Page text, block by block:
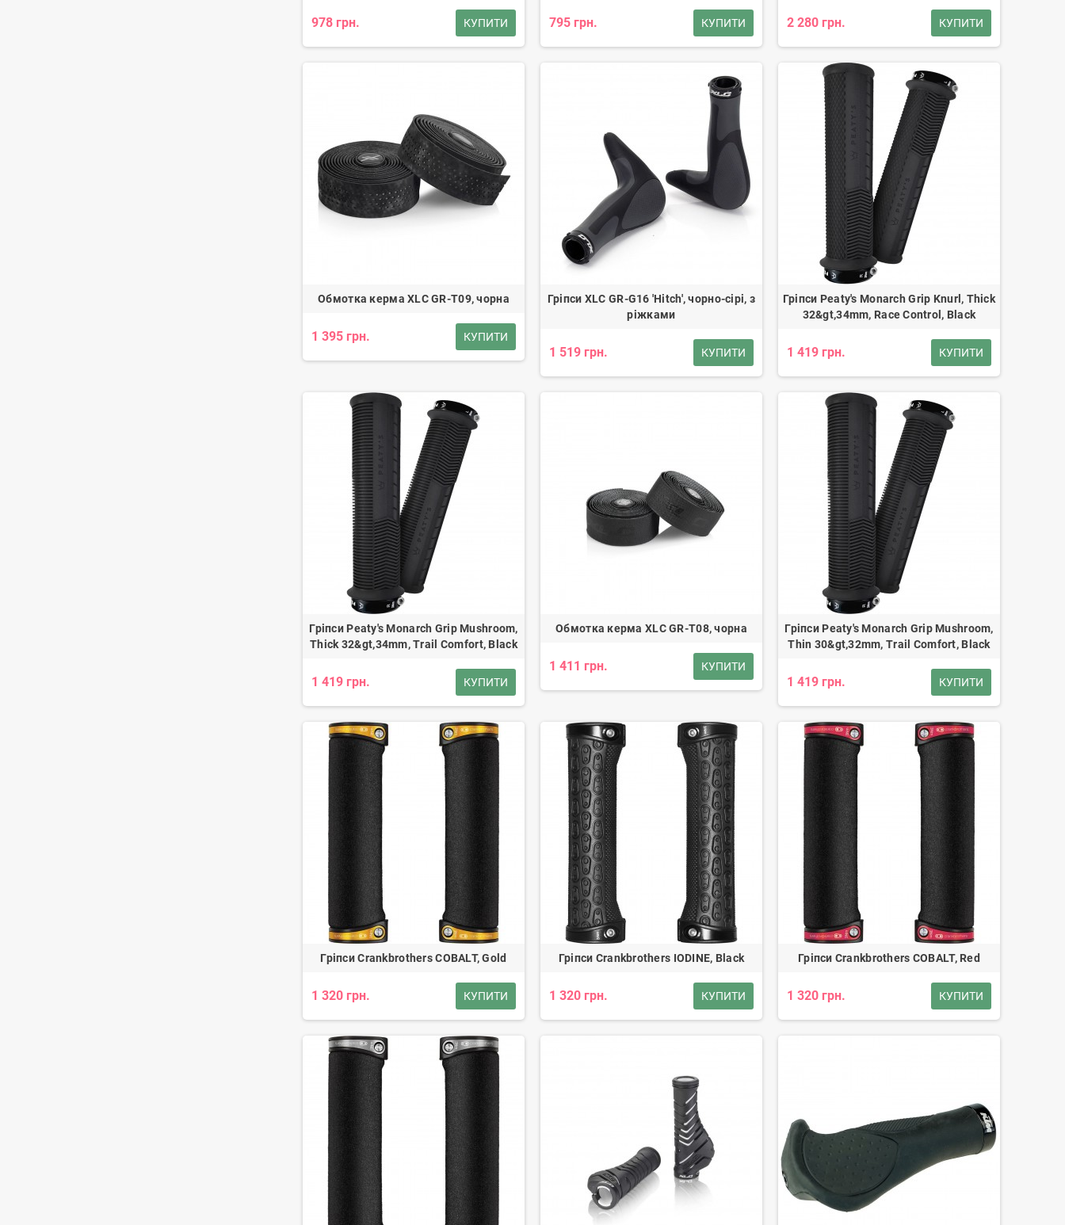
978 грн. КУПИТИ 795 грн. КУПИТИ 2 280 грн. КУПИТИ
Обмотка керма XLC GR-T09, чорна
1 395 грн. КУПИТИ
Гріпси XLC GR-G16 'Hitch', чорно-сірі, з
ріжками
1 519 грн. КУПИТИ
Гріпси Peaty's Monarch Grip Knurl, Thick
32&gt,34mm, Race Control, Black
1 419 грн. КУПИТИ
Гріпси Peaty's Monarch Grip Mushroom,
Thick 32&gt,34mm, Trail Comfort, Black
1 419 грн. КУПИТИ
Обмотка керма XLC GR-T08, чорна
1 411 грн. КУПИТИ
Гріпси Peaty's Monarch Grip Mushroom,
Thin 30&gt,32mm, Trail Comfort, Black
1 419 грн. КУПИТИ
Гріпси Crankbrothers COBALT, Gold
1 320 грн. КУПИТИ
Гріпси Crankbrothers IODINE, Black
1 320 грн. КУПИТИ
Гріпси Crankbrothers COBALT, Red
1 320 грн. КУПИТИ